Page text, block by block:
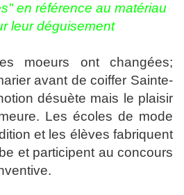
en référence au matériau
leur déguisement
moeurs ont changées;
avant de coiffer Sainte-
désuète mais le plaisir
Les écoles de mode
et les élèves fabriquent
et participent au concours